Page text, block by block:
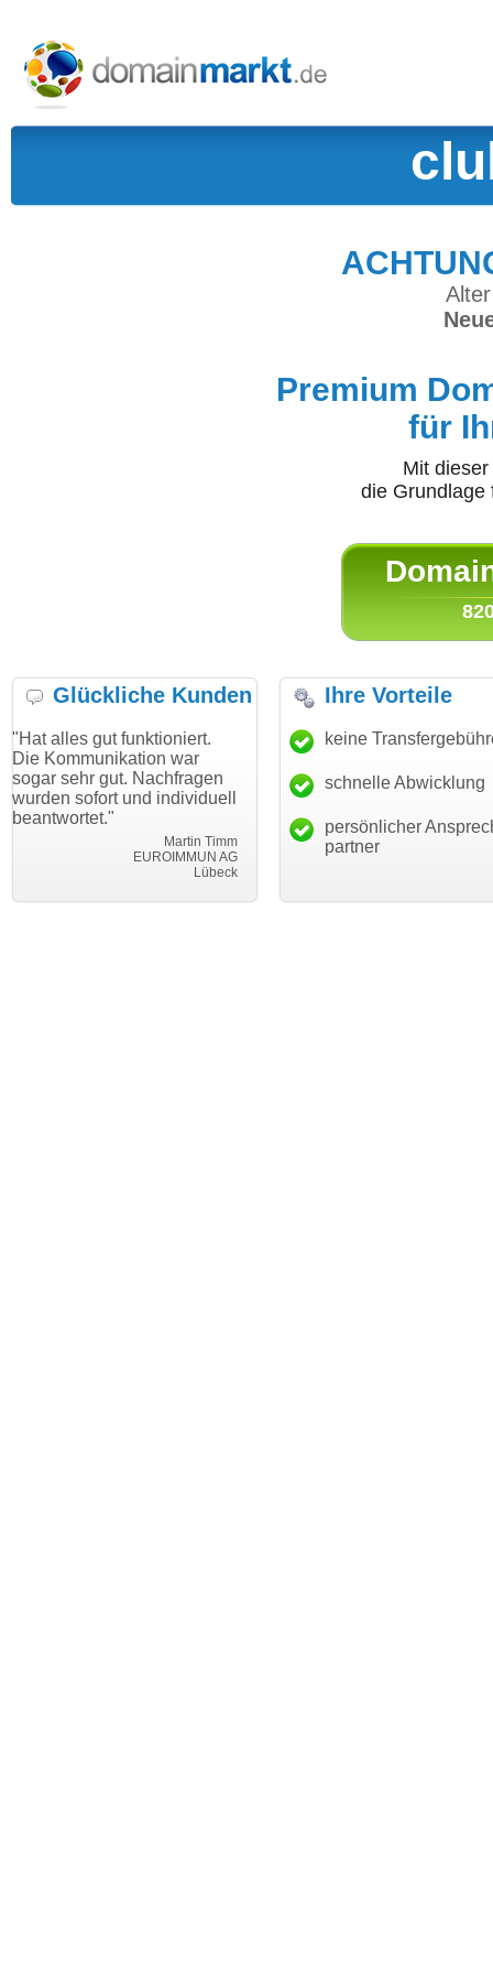
Premium
für
Mit
die
Glückliche Kunden
funktioniert.
war
Nachfragen
und individuell
"Danke für den schnellen
Transfer und guten Service!"
Thomas Schäfer
i can eckert communication GmbH
"Ich bin
haben.
mein
Ihre Vorteile
keine
schnelle Abwicklung
persönlicher
partner